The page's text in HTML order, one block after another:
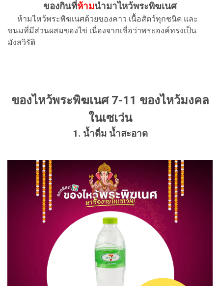
ของกินที่ห้ามนำมาไหว้พระพิฆเนศ
ห้ามไหว้พระพิฆเนศด้วยของคาว เนื้อสัตว์ทุกชนิด และ
ขนมที่มีส่วนผสมของไข่ เนื่องจากเชื่อว่าพระองค์ทรงเป็น
มังสวิรัติ
ของไหว้พระพิฆเนศ 7-11 ของไหว้มงคล
ในเซเว่น
1. น้ำดื่ม น้ำสะอาด